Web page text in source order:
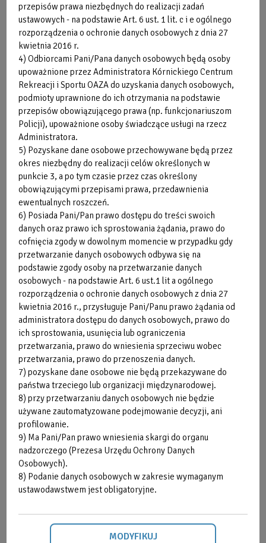
SPRAWDŹ
TERAZ
Strefa Klienta Cenniki
przepisów prawa niezbędnych do realizacji zadań
ustawowych - na podstawie Art. 6 ust. 1 lit. c i e ogólnego
rozporządzenia o ochronie danych osobowych z dnia 27
kwietnia 2016 r.
4) Odbiorcami Pani/Pana danych osobowych będą osoby
upoważnione przez Administratora Kórnickiego Centrum
Rekreacji i Sportu OAZA do uzyskania danych osobowych,
podmioty uprawnione do ich otrzymania na podstawie
przepisów obowiązującego prawa (np. funkcjonariuszom
Policji), upoważnione osoby świadczące usługi na rzecz
Administratora.
5) Pozyskane dane osobowe przechowywane będą przez
okres niezbędny do realizacji celów określonych w
punkcie 3, a po tym czasie przez czas określony
obowiązującymi przepisami prawa, przedawnienia
ewentualnych roszczeń.
6) Posiada Pani/Pan prawo dostępu do treści swoich
danych oraz prawo ich sprostowania żądania, prawo do
cofnięcia zgody w dowolnym momencie w przypadku gdy
przetwarzanie danych osobowych odbywa się na
podstawie zgody osoby na przetwarzanie danych
osobowych - na podstawie Art. 6 ust.1 lit a ogólnego
rozporządzenia o ochronie danych osobowych z dnia 27
kwietnia 2016 r., przysługuje Pani/Panu prawo żądania od
administratora dostępu do danych osobowych, prawo do
ich sprostowania, usunięcia lub ograniczenia
przetwarzania, prawo do wniesienia sprzeciwu wobec
przetwarzania, prawo do przenoszenia danych.
7) pozyskane dane osobowe nie będą przekazywane do
państwa trzeciego lub organizacji międzynarodowej.
8) przy przetwarzaniu danych osobowych nie będzie
używane zautomatyzowane podejmowanie decyzji, ani
profilowanie.
9) Ma Pani/Pan prawo wniesienia skargi do organu
nadzorczego (Prezesa Urzędu Ochrony Danych
Osobowych).
8) Podanie danych osobowych w zakresie wymaganym
ustawodawstwem jest obligatoryjne.
MODYFIKUJ